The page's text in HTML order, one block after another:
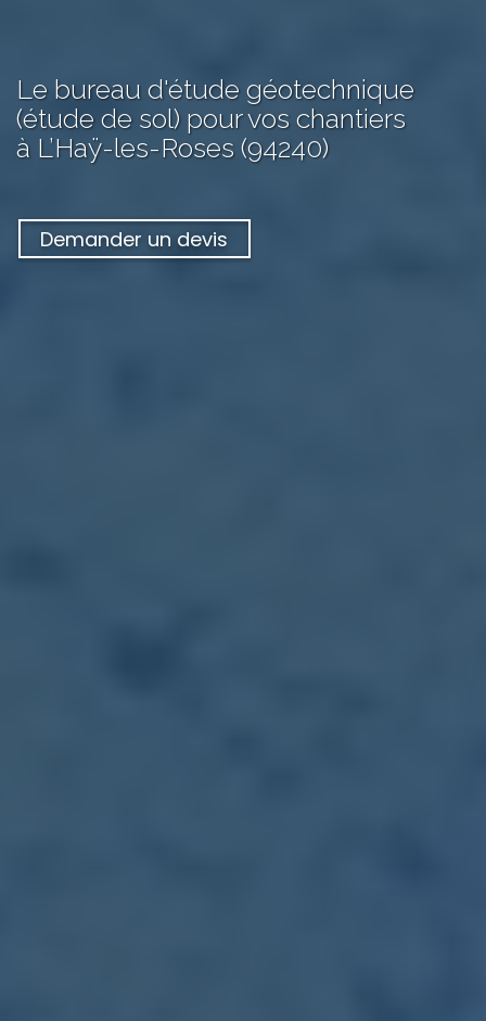
Le bureau d'étude géotechnique
(étude de sol) pour vos chantiers
à L’Haÿ-les-Roses (94240)
Demander un devis